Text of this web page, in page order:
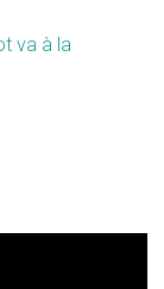
va à la